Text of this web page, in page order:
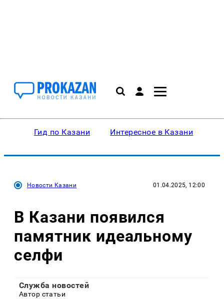
Гид по Казани Интересное в Казани
Новости Казани 01.04.2025, 12:00
В Казани появился
памятник идеальному
селфи
Служба новостей
Автор статьи